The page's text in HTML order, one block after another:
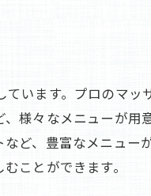
います。プロのマッ
様々なメニューが用
ど、豊富なメニュー
ことができます。